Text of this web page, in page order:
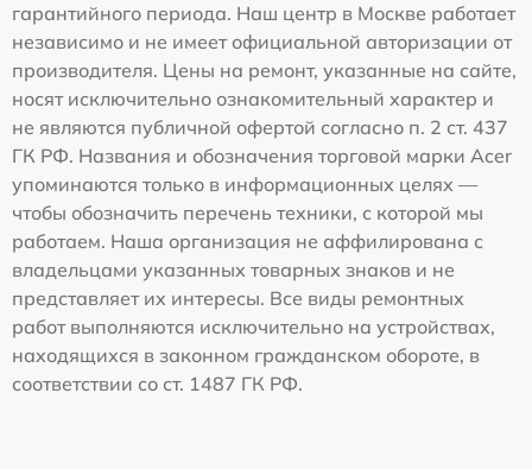
гарантийного периода. Наш центр в Москве работает
независимо и не имеет официальной авторизации от
производителя. Цены на ремонт, указанные на сайте,
носят исключительно ознакомительный характер и
не являются публичной офертой согласно п. 2 ст. 437
ГК РФ. Названия и обозначения торговой марки Acer
упоминаются только в информационных целях —
чтобы обозначить перечень техники, с которой мы
работаем. Наша организация не аффилирована с
владельцами указанных товарных знаков и не
представляет их интересы. Все виды ремонтных
работ выполняются исключительно на устройствах,
находящихся в законном гражданском обороте, в
соответствии со ст. 1487 ГК РФ.